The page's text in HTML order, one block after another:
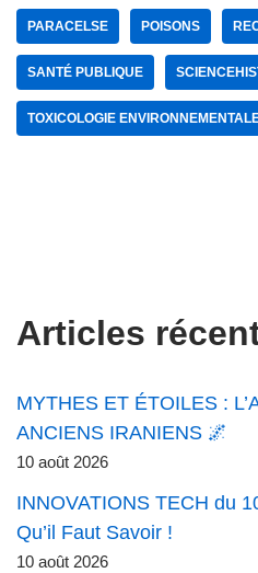
PARACELSE POISONS
SANTÉ PUBLIQUE
TOXICOLOGIE
Articles
MYTHES ET ÉTOILES :
ANCIENS IRANIENS 🌌
10 août 2026
INNOVATIONS TECH du
Qu’il Faut Savoir !
10 août 2026